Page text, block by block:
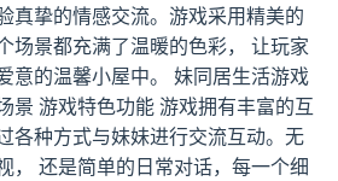
真挚的情感交流。游戏采用精美的
场景都充满了温暖的色彩， 让玩家
意的温馨小屋中。 妹同居生活游戏
景 游戏特色功能 游戏拥有丰富的互
各种方式与妹妹进行交流互动。无
， 还是简单的日常对话，每一个细